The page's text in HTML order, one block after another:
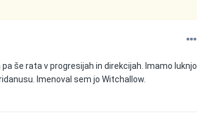
še rata v progresijah in direkcijah. Imamo luknjo
Imenoval sem jo Witchallow.